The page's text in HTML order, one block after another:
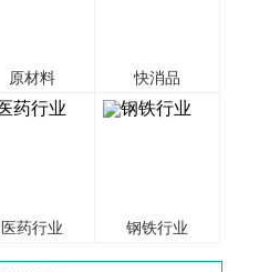
原材料 快消品
医药行业 钢铁行业